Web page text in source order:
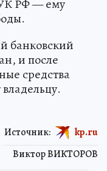
УК РФ — ему
банковский
и после
средства
Виктор ВИКТОРОВ
Источник: kp.ru